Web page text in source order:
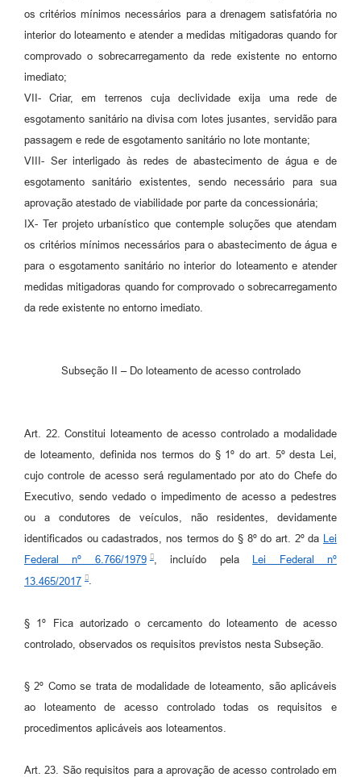
os critérios mínimos necessários para a drenagem satisfatória no
interior do loteamento e atender a medidas mitigadoras quando for
comprovado o sobrecarregamento da rede existente no entorno
imediato;
VII- Criar, em terrenos cuja declividade exija uma rede de
esgotamento sanitário na divisa com lotes jusantes, servidão para
passagem e rede de esgotamento sanitário no lote montante;
VIII- Ser interligado às redes de abastecimento de água e de
esgotamento sanitário existentes, sendo necessário para sua
aprovação atestado de viabilidade por parte da concessionária;
IX- Ter projeto urbanístico que contemple soluções que atendam
os critérios mínimos necessários para o abastecimento de água e
para o esgotamento sanitário no interior do loteamento e atender
medidas mitigadoras quando for comprovado o sobrecarregamento
da rede existente no entorno imediato.
Subseção II – Do loteamento de acesso controlado
Art. 22. Constitui loteamento de acesso controlado a modalidade
de loteamento, definida nos termos do § 1º do art. 5º desta Lei,
cujo controle de acesso será regulamentado por ato do Chefe do
Executivo, sendo vedado o impedimento de acesso a pedestres
ou a condutores de veículos, não residentes, devidamente
identificados ou cadastrados, nos termos do § 8º do art. 2º da
Lei
Federal nº 6.766/1979 , incluído pela
Lei Federal nº
13.465/2017
.
§ 1º Fica autorizado o cercamento do loteamento de acesso
controlado, observados os requisitos previstos nesta Subseção.
§ 2º Como se trata de modalidade de loteamento, são aplicáveis
ao loteamento de acesso controlado todas os requisitos e
procedimentos aplicáveis aos loteamentos.
Art. 23. São requisitos para a aprovação de acesso controlado em